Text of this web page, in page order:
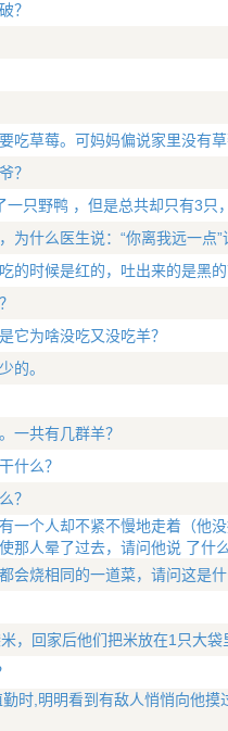
？
吃草莓。可妈妈偏说家里没有
？
只野鸭 ，但是总共却只有3只
为什么医生说：“你离我远一点”
的时候是红的，吐出来的是黑的
它为啥没吃又没吃羊？
的。
一共有几群羊？
什么？
？
一个人却不紧不慢地走着（他
那人晕了过去，请问他说 了什么
会烧相同的一道菜，请问这是什
，回家后他们把米放在1只大袋
时,明明看到有敌人悄悄向他摸